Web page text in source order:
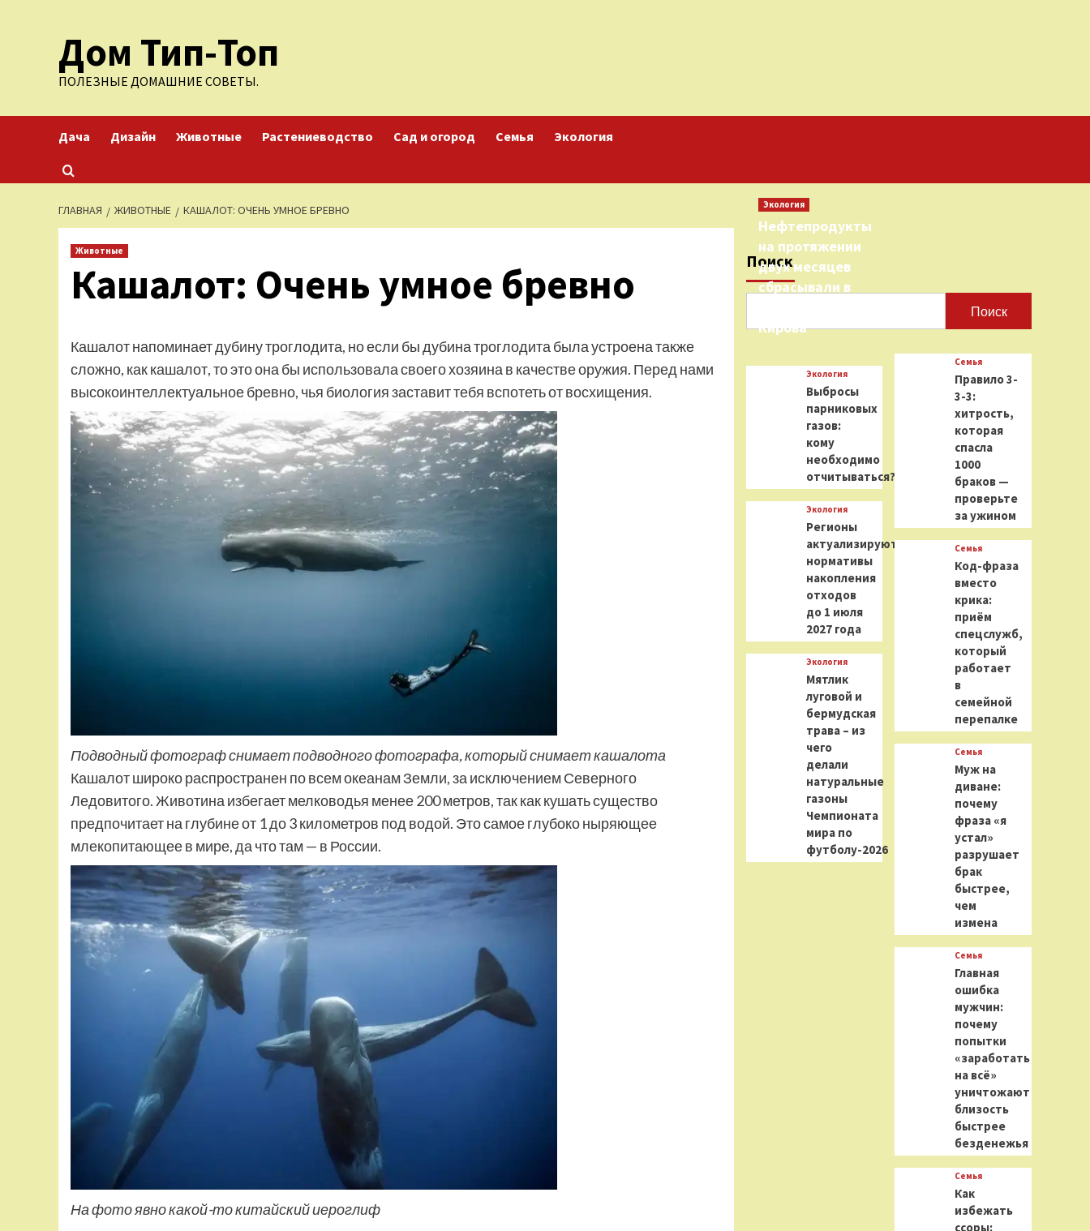
содержимомуДом Тип-Топ
ПОЛЕЗНЫЕ ДОМАШНИЕ СОВЕТЫ.
Дача Дизайн Животные Растениеводство Сад и огород Семья Экология
ГЛАВНАЯ ЖИВОТНЫЕ КАШАЛОТ: ОЧЕНЬ УМНОЕ БРЕВНО
Животные
Кашалот: Очень умное бревно
Кашалот напоминает дубину троглодита, но если бы дубина троглодита была устроена также
сложно, как кашалот, то это она бы использовала своего хозяина в качестве оружия. Перед нами
высокоинтеллектуальное бревно, чья биология заставит тебя вспотеть от восхищения.
Подводный фотограф снимает подводного фотографа, который снимает кашалота
Кашалот широко распространен по всем океанам Земли, за исключением Северного
Ледовитого. Животина избегает мелководья менее 200 метров, так как кушать существо
предпочитает на глубине от 1 до 3 километров под водой. Это самое глубоко ныряющее
млекопитающее в мире, да что там — в России.
На фото явно какой-то китайский иероглиф
Поиск
Поиск
Экология
Нефтепродукты
на протяжении
двух месяцев
сбрасывали в
Кирова
Экология
Выбросы
парниковых
газов:
кому
необходимо
отчитываться?
Экология
Регионы
актуализируют
нормативы
накопления
отходов
до 1 июля
2027 года
Экология
Мятлик
луговой и
бермудская
трава – из
чего
делали
натуральные
газоны
Чемпионата
мира по
футболу-2026
Семья
Правило 3-
3-3:
хитрость,
которая
спасла
1000
браков —
проверьте
за ужином
Семья
Код-фраза
вместо
крика:
приём
спецслужб,
который
работает
в
семейной
перепалке
Семья
Муж на
диване:
почему
фраза «я
устал»
разрушает
брак
быстрее,
чем
измена
Семья
Главная
ошибка
мужчин:
почему
попытки
«заработать
на всё»
уничтожают
близость
быстрее
безденежья
Семья
Как
избежать
ссоры: